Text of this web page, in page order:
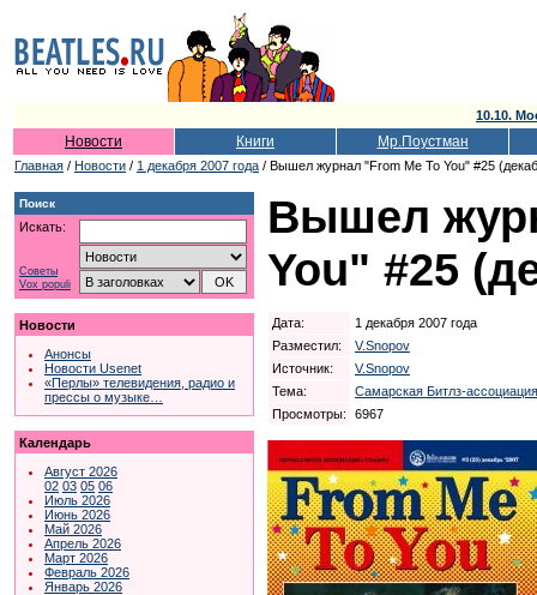
10.10.
Новости Книги Мр.Поустман
Главная / Новости / 1 декабря 2007 года / Вышел журнал "From Me To You" #25
Поиск
Искать:
Советы
Vox populi
Новости
Анонсы
Новости Usenet
«Перлы» телевидения, радио и
прессы о музыке…
Календарь
Август 2026
02 03 05 06
Июль 2026
Июнь 2026
Май 2026
Апрель 2026
Март 2026
Февраль 2026
Январь 2026
Вышел
You" #25
Дата:
1 декабря 2007 года
Разместил:
V.Snopov
Источник:
V.Snopov
Тема:
Самарская Битлз-ассоциация
Просмотры:
6967